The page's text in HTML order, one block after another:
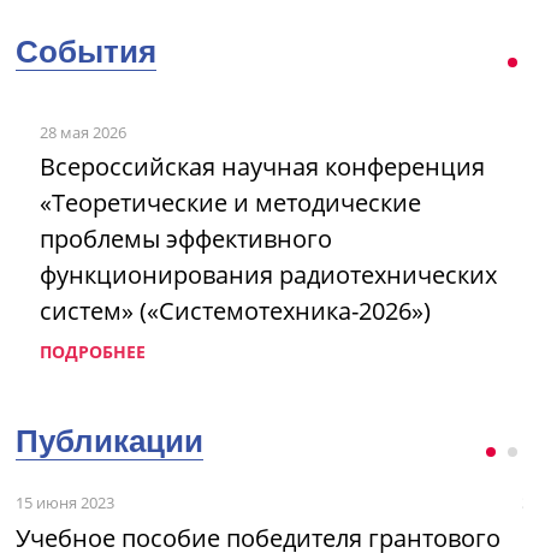
События
28 мая 2026
Всероссийская научная конференция
«Теоретические и методические
проблемы эффективного
функционирования радиотехнических
систем» («Системотехника-2026»)
ПОДРОБНЕЕ
Публикации
15 июня 2023
Учебное пособие победителя грантового
3